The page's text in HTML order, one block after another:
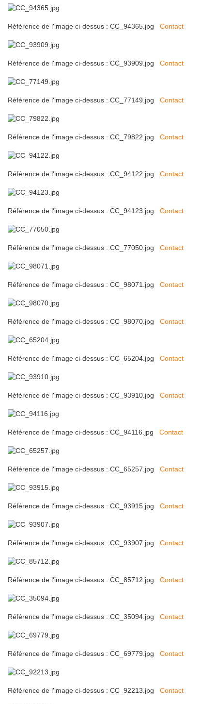
Référence de l'image ci-dessus : CC_94365.jpg Contact
Référence de l'image ci-dessus : CC_93909.jpg Contact
Référence de l'image ci-dessus : CC_77149.jpg Contact
Référence de l'image ci-dessus : CC_79822.jpg Contact
Référence de l'image ci-dessus : CC_94122.jpg Contact
Référence de l'image ci-dessus : CC_94123.jpg Contact
Référence de l'image ci-dessus : CC_77050.jpg Contact
Référence de l'image ci-dessus : CC_98071.jpg Contact
Référence de l'image ci-dessus : CC_98070.jpg Contact
Référence de l'image ci-dessus : CC_65204.jpg Contact
Référence de l'image ci-dessus : CC_93910.jpg Contact
Référence de l'image ci-dessus : CC_94116.jpg Contact
Référence de l'image ci-dessus : CC_65257.jpg Contact
Référence de l'image ci-dessus : CC_93915.jpg Contact
Référence de l'image ci-dessus : CC_93907.jpg Contact
Référence de l'image ci-dessus : CC_85712.jpg Contact
Référence de l'image ci-dessus : CC_35094.jpg Contact
Référence de l'image ci-dessus : CC_69779.jpg Contact
Référence de l'image ci-dessus : CC_92213.jpg Contact